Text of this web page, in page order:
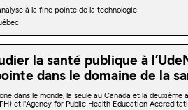
à la fine pointe de la technologie
la santé publique à
dans le domaine de la
dans le monde, la seule au Canada et la
et l'Agency for Public Health Education